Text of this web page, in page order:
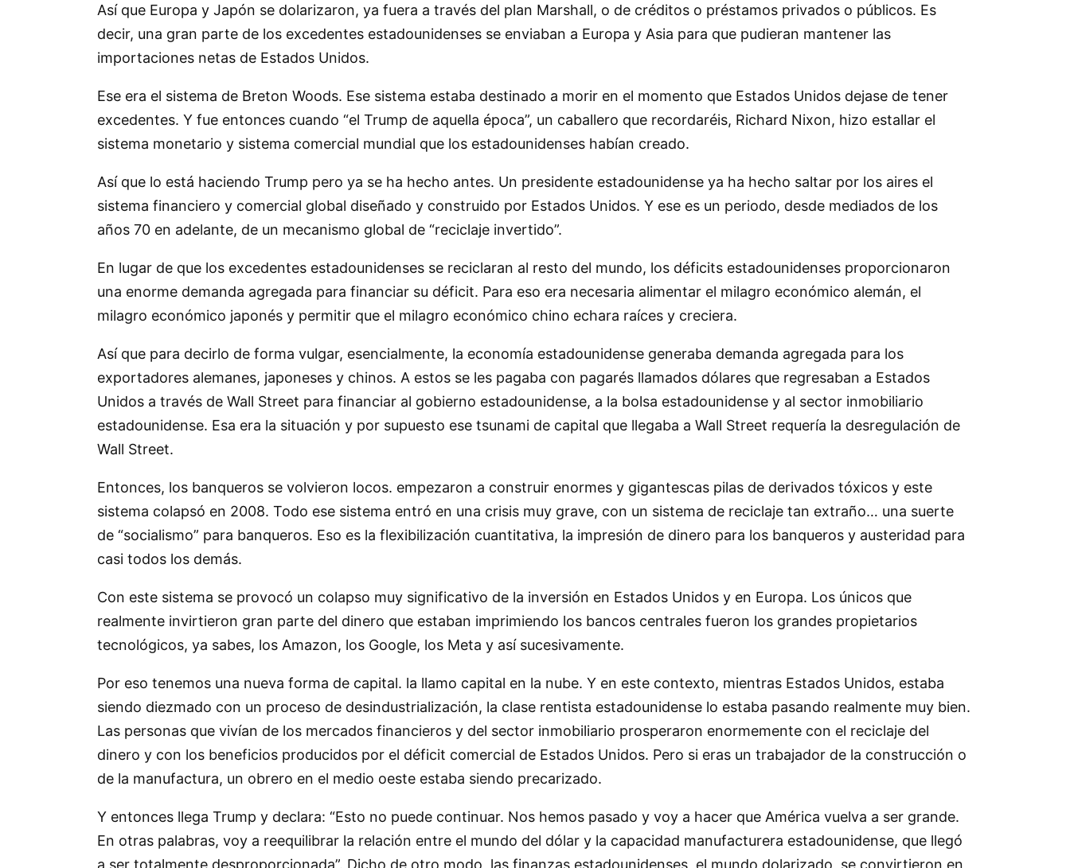
Así que Europa y Japón se dolarizaron, ya fuera a través del plan Marshall, o de créditos o préstamos privados o públicos. Es
decir, una gran parte de los excedentes estadounidenses se enviaban a Europa y Asia para que pudieran mantener las
importaciones netas de Estados Unidos.
Ese era el sistema de Breton Woods. Ese sistema estaba destinado a morir en el momento que Estados Unidos dejase de tener
excedentes. Y fue entonces cuando “el Trump de aquella época”, un caballero que recordaréis, Richard Nixon, hizo estallar el
sistema monetario y sistema comercial mundial que los estadounidenses habían creado.
Así que lo está haciendo Trump pero ya se ha hecho antes. Un presidente estadounidense ya ha hecho saltar por los aires el
sistema financiero y comercial global diseñado y construido por Estados Unidos. Y ese es un periodo, desde mediados de los
años 70 en adelante, de un mecanismo global de “reciclaje invertido”.
En lugar de que los excedentes estadounidenses se reciclaran al resto del mundo, los déficits estadounidenses proporcionaron
una enorme demanda agregada para financiar su déficit. Para eso era necesaria alimentar el milagro económico alemán, el
milagro económico japonés y permitir que el milagro económico chino echara raíces y creciera.
Así que para decirlo de forma vulgar, esencialmente, la economía estadounidense generaba demanda agregada para los
exportadores alemanes, japoneses y chinos. A estos se les pagaba con pagarés llamados dólares que regresaban a Estados
Unidos a través de Wall Street para financiar al gobierno estadounidense, a la bolsa estadounidense y al sector inmobiliario
estadounidense. Esa era la situación y por supuesto ese tsunami de capital que llegaba a Wall Street requería la desregulación de
Wall Street.
Entonces, los banqueros se volvieron locos. empezaron a construir enormes y gigantescas pilas de derivados tóxicos y este
sistema colapsó en 2008. Todo ese sistema entró en una crisis muy grave, con un sistema de reciclaje tan extraño… una suerte
de “socialismo” para banqueros. Eso es la flexibilización cuantitativa, la impresión de dinero para los banqueros y austeridad para
casi todos los demás.
Con este sistema se provocó un colapso muy significativo de la inversión en Estados Unidos y en Europa. Los únicos que
realmente invirtieron gran parte del dinero que estaban imprimiendo los bancos centrales fueron los grandes propietarios
tecnológicos, ya sabes, los Amazon, los Google, los Meta y así sucesivamente.
Por eso tenemos una nueva forma de capital. la llamo capital en la nube. Y en este contexto, mientras Estados Unidos, estaba
siendo diezmado con un proceso de desindustrialización, la clase rentista estadounidense lo estaba pasando realmente muy bien.
Las personas que vivían de los mercados financieros y del sector inmobiliario prosperaron enormemente con el reciclaje del
dinero y con los beneficios producidos por el déficit comercial de Estados Unidos. Pero si eras un trabajador de la construcción o
de la manufactura, un obrero en el medio oeste estaba siendo precarizado.
Y entonces llega Trump y declara: “Esto no puede continuar. Nos hemos pasado y voy a hacer que América vuelva a ser grande.
En otras palabras, voy a reequilibrar la relación entre el mundo del dólar y la capacidad manufacturera estadounidense, que llegó
a ser totalmente desproporcionada”. Dicho de otro modo, las finanzas estadounidenses, el mundo dolarizado, se convirtieron en